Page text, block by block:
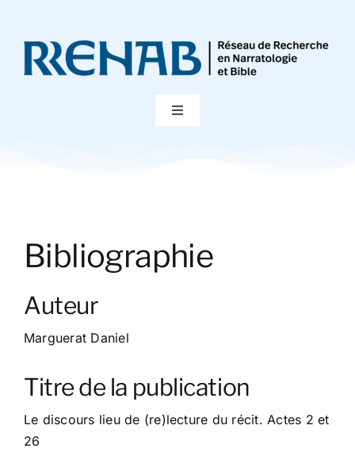
contenu
Toggle
Publications
Bibliographie
Contact
Bibliographie
Auteur
Marguerat Daniel
Titre de la publication
Le discours lieu de (re)lecture du récit. Actes 2 et
26